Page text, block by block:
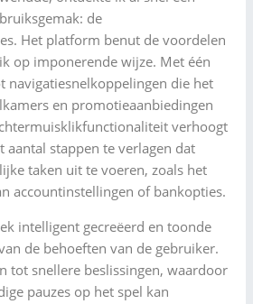
de
Het platform benut de voordelen
op imponerende wijze. Met één
navigatiesnelkoppelingen die het
en promotieaanbiedingen
verhoogt
aantal stappen te verlagen dat
taken uit te voeren, zoals het
accountinstellingen of bankopties.
intelligent gecreëerd en toonde
de behoeften van de gebruiker.
tot snellere beslissingen, waardoor
pauzes op het spel kan